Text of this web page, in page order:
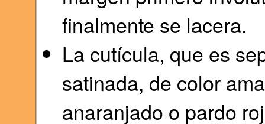
finalmente se lacera.
La cutícula, que es
satinada, de color
anaranjado o pardo